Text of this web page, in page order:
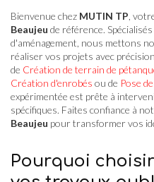
Bienvenue chez MUTIN TP ,
Beaujeu de référence.
d'aménagement, nous mettons
réaliser vos projets avec
de Création de terrain de
Création d'enrobés ou de Pose
expérimentée est prête à
spécifiques. Faites confiance à
Beaujeu pour transformer vos
Pourquoi